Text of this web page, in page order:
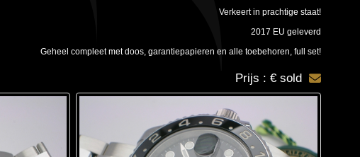
Verkeert in prachtige staat!
2017 EU geleverd
Geheel compleet met doos, garantiepapieren en alle toebehoren, full set!
Prijs : € sold